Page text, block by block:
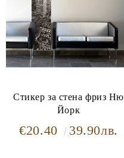
Стикер за стена фриз Ню
Йорк
€20.40 39.90лв.